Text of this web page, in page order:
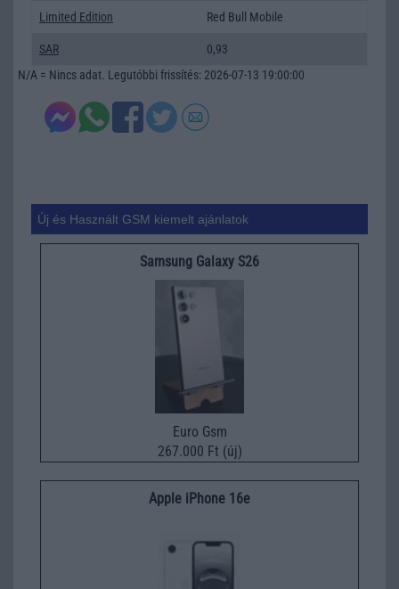
Limited Edition Red Bull Mobile
SAR
0,93
N/A = Nincs adat. Legutóbbi frissítés: 2026-07-13 19:00:00
Új és Használt GSM kiemelt ajánlatok
Samsung Galaxy S26
Euro Gsm
267.000 Ft (új)
Apple iPhone 16e